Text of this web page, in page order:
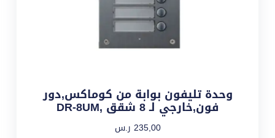
وحدة تليفون بوابة من كوماكس,دور
فون,خارجي لـ 8 شقق ,DR-8UM
235,00 ر.س